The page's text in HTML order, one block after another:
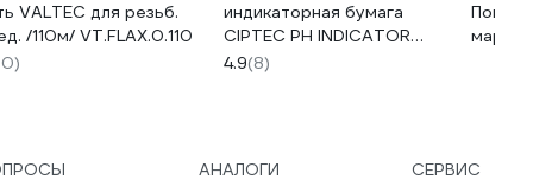
VALTEC для резьб.
/110м/ VT.FLAX.0.110
индикаторная бумага
CIPTEC PH INDICATOR
для определения уровня
4.9(8)
марка
АНАЛОГИ СЕРВИС